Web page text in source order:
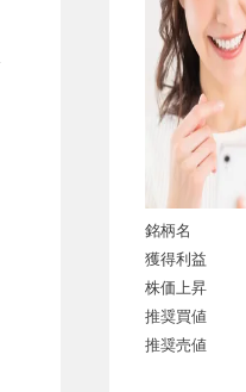
銘柄名
獲得利益
株価上昇
推奨買値
推奨売値